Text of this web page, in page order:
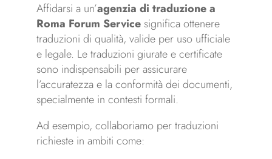
Affidarsi a un’agenzia di traduzione a
Roma Forum Servicesignifica ottenere
traduzioni di qualità, valide per uso ufficiale
e legale. Le traduzioni giurate e certificate
sono indispensabili per assicurare
l’accuratezza e la conformità dei documenti,
specialmente in contesti formali.
Ad esempio, collaboriamo per traduzioni
richieste in ambiti come: